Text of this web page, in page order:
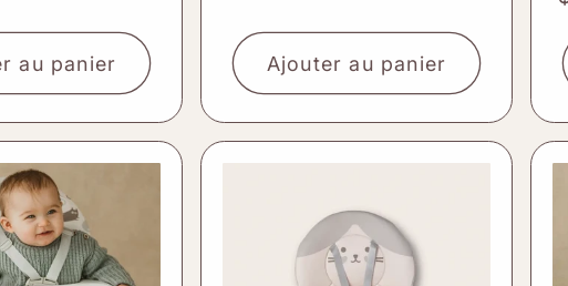
au panier Ajouter au panier